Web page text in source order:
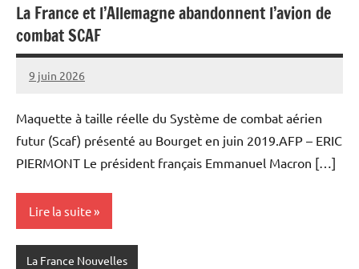
La France et l’Allemagne abandonnent l’avion de
combat SCAF
9 juin 2026
Admins
Maquette à taille réelle du Système de combat aérien
futur (Scaf) présenté au Bourget en juin 2019.AFP – ERIC
PIERMONT Le président ​français Emmanuel Macron […]
Lire la suite
La France Nouvelles